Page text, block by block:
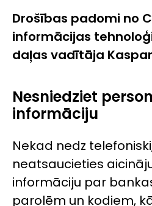
Drošības padomi no
informācijas
daļas vadītāja
Nesniedziet
informāciju
Nekad nedz
neatsaucieties
informāciju par
parolēm un kodiem,